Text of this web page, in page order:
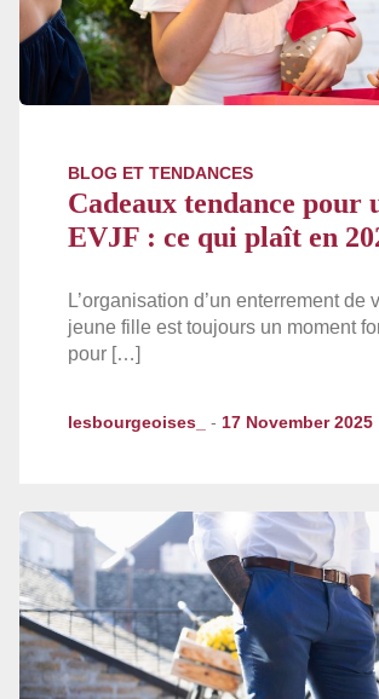
BLOG ET TENDANCES
Cadeaux tendance pour
EVJF : ce qui plaît en
L’organisation d’un enterrement de
jeune fille est toujours un moment
pour […]
lesbourgeoises_ - 17 November 2025